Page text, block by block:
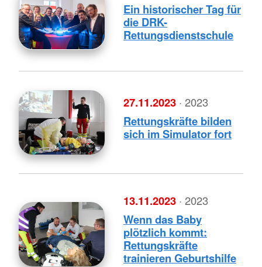
Ein historischer Tag für
die DRK-
Rettungsdienstschule
27.11.2023 · 2023
Rettungskräfte bilden
sich im Simulator fort
13.11.2023 · 2023
Wenn das Baby
plötzlich kommt:
Rettungskräfte
trainieren Geburtshilfe